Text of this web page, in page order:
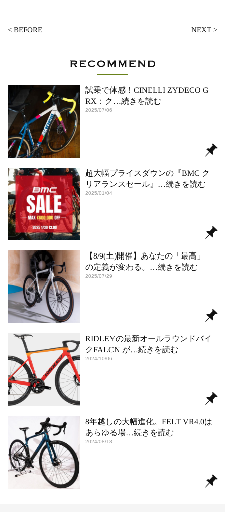
<BEFORE NEXT>
試乗で体感！CINELLI ZYDECO G
RX：ク …続きを読む
2025/07/06
超大幅プライスダウンの『BMC ク
リアランスセール』 …続きを読む
2025/01/04
【8/9(土)開催】あなたの「最高」
の定義が変わる。 …続きを読む
2025/07/29
RIDLEYの最新オールラウンドバイ
クFALCN が…続きを読む
2024/10/06
8年越しの大幅進化。FELT VR4.0は
あらゆる場…続きを読む
2024/08/18